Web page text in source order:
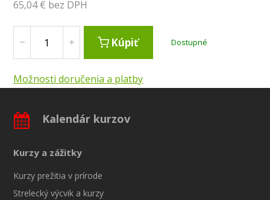
65,04€ bez DPH
Kúpiť Dostupné
Možnosti doručenia a platby
Kalendár kurzov
Kurzy a zážitky
Kurzy prežitia v prírode
Strelecký výcvik a kurzy